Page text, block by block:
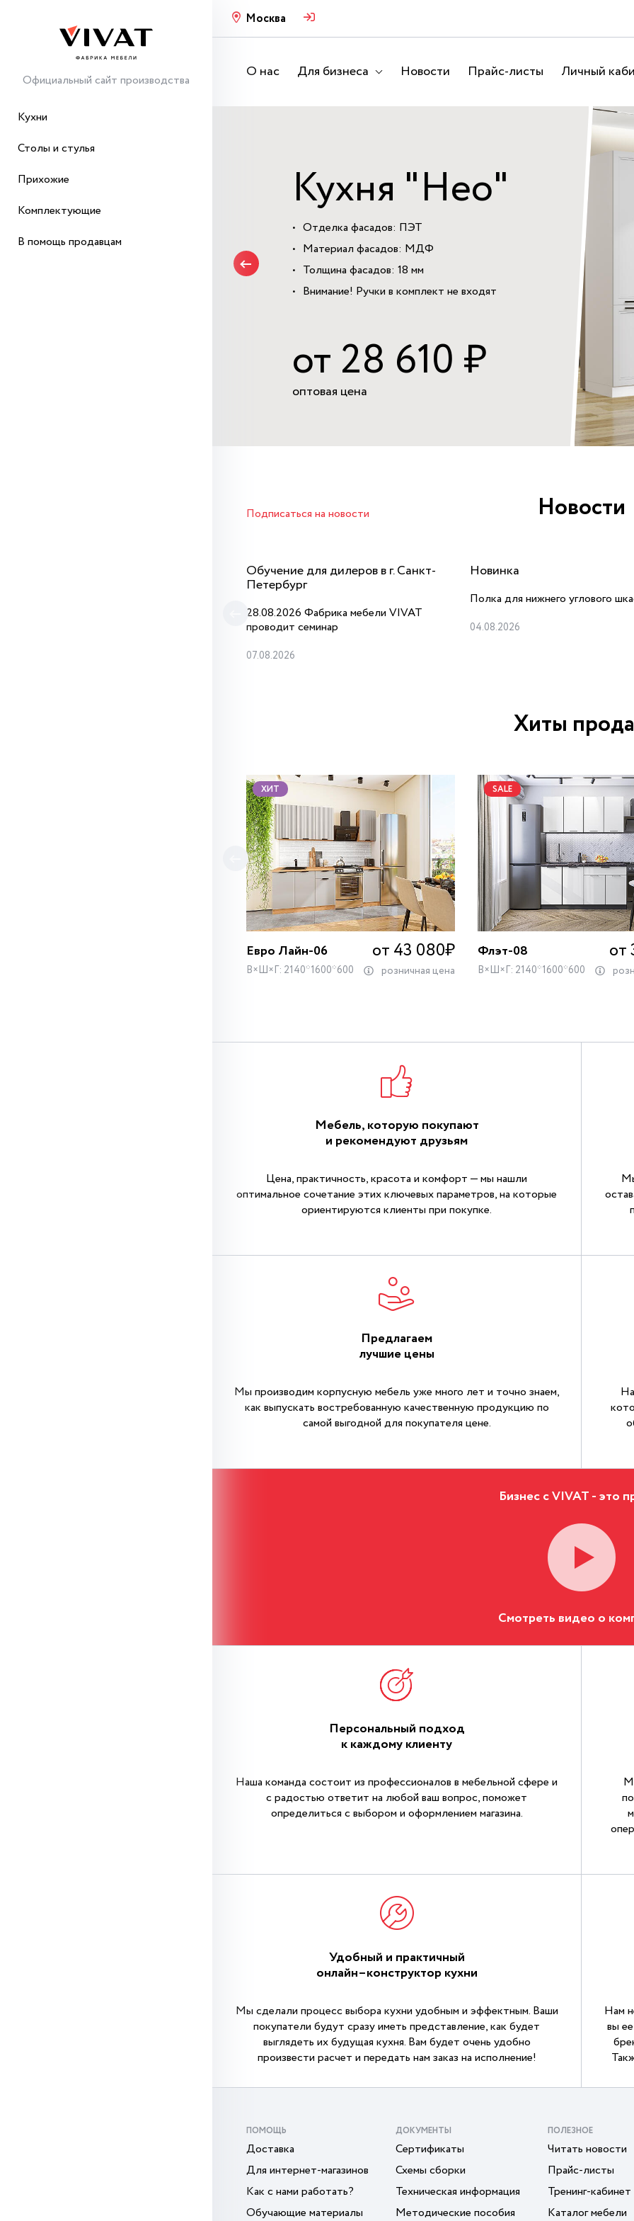
Официальный сайт производства
Кухни
Столы и стулья
Прихожие
Комплектующие
В помощь продавцам
Москва
О нас Для бизнеса Новости Прайс-листы Личный
Кухня "Нео"
Отделка фасадов: ПЭТ
Материал фасадов: МДФ
Толщина фасадов: 18 мм
Внимание! Ручки в комплект не входят
от 28 610 ₽
оптовая цена
Новости
Подписаться на новости
Обучение для дилеров в г. Санкт-
Петербург
28.08.2026 Фабрика мебели VIVAT
проводит семинар
07.08.2026
Новинка
Полка для нижнего углового
04.08.2026
Хиты
Евро Лайн-06 от 43 080₽
В×Ш×Г: 2140*1600*600 розничная цена
ХИТ
Флэт-08 от
В×Ш×Г: 2140*1600*600
SALE
Мебель, которую покупают
и рекомендуют друзьям
Цена, практичность, красота и комфорт — мы нашли
оптимальное сочетание этих ключевых параметров, на которые
ориентируются клиенты при покупке.
Предлагаем
лучшие цены
Мы производим корпусную мебель уже много лет и точно знаем,
как выпускать востребованную качественную продукцию по
самой выгодной для покупателя цене.
Бизнес с VIVAT - это
Смотреть видео о
Персональный подход
к каждому клиенту
Наша команда состоит из профессионалов в мебельной сфере и
с радостью ответит на любой ваш вопрос, поможет
определиться с выбором и оформлением магазина.
Удобный и практичный
онлайн–конструктор кухни
Мы сделали процесс выбора кухни удобным и эффектным. Ваши
покупатели будут сразу иметь представление, как будет
выглядеть их будущая кухня. Вам будет очень удобно
произвести расчет и передать нам заказ на исполнение!
Нам
вы
ПОМОЩЬ
Доставка
Для интернет-магазинов
Как с нами работать?
Обучающие материалы
ДОКУМЕНТЫ
Сертификаты
Схемы сборки
Техническая информация
Методические пособия
ПОЛЕЗНОЕ
Читать новости
Прайс-листы
Тренинг-кабинет
Каталог мебели